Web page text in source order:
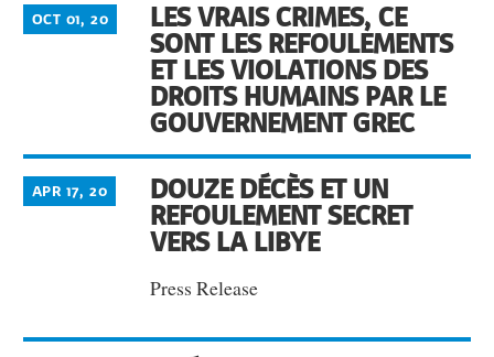
LES VRAIS CRIMES, CE
SONT LES REFOULEMENTS
ET LES VIOLATIONS DES
DROITS HUMAINS PAR LE
GOUVERNEMENT GREC
OCT 01, 20
DOUZE DÉCÈS ET UN
REFOULEMENT SECRET
VERS LA LIBYE
APR 17, 20
Press Release